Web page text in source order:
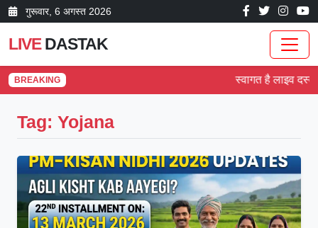
गुरूवार, 6 अगस्त 2026
LIVEDASTAK
BREAKING स्वागत है लाइव
Tag: Yojana